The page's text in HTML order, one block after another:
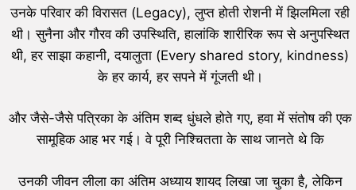
उनके परिवार की विरासत (Legacy), लुप्त होती रोशनी में झिलमिला रही
थी। सुनैना और गौरव की उपस्थिति, हालांकि शारीरिक रूप से अनुपस्थित
थी, हर साझा कहानी, दयालुता (Every shared story, kindness)
के हर कार्य, हर सपने में गूंजती थी।
और जैसे-जैसे पत्रिका के अंतिम शब्द धुंधले होते गए, हवा में संतोष की एक
सामूहिक आह भर गई। वे पूरी निश्चितता के साथ जानते थे कि
उनकी जीवन लीला का अंतिम अध्याय शायद लिखा जा चुका है, लेकिन